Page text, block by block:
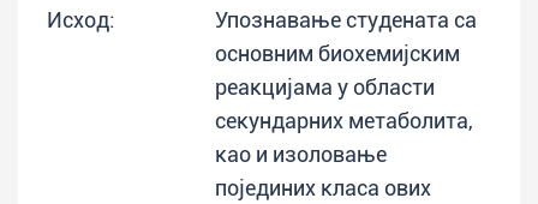
Исход:
Упознавање студената са
основним биохемијским
реакцијама у области
секундарних метаболита,
као и изоловање
појединих класа ових